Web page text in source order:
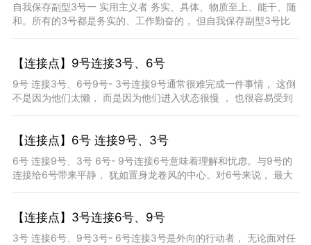
自我保存副型3号一 实用主义者 务实、具体、物质至上、能干、随
和。所有的3号都是务实的、工作勤奋的， 但自我保存副型3号比
【连接点】9号连接3号、6号
9号 连接3号、6号9号- 3号连接9号通常很难完成一件事情， 这倒
不是因为他们太懒， 而是因为他们进入状态很慢 ， 也很容易受到
【连接点】6号 连接9号、3号
6号 连接9号、3号 6号- 9号连接6号意味着理解和忧虑。与9号的
连接给6号带来平静， 犹如置身龙卷风的中心。对6号来说， 最大
【连接点】3号连接6号、9号
3号 连接6号、9号3号- 6号连接3号是外向的行动者， 无论面对任